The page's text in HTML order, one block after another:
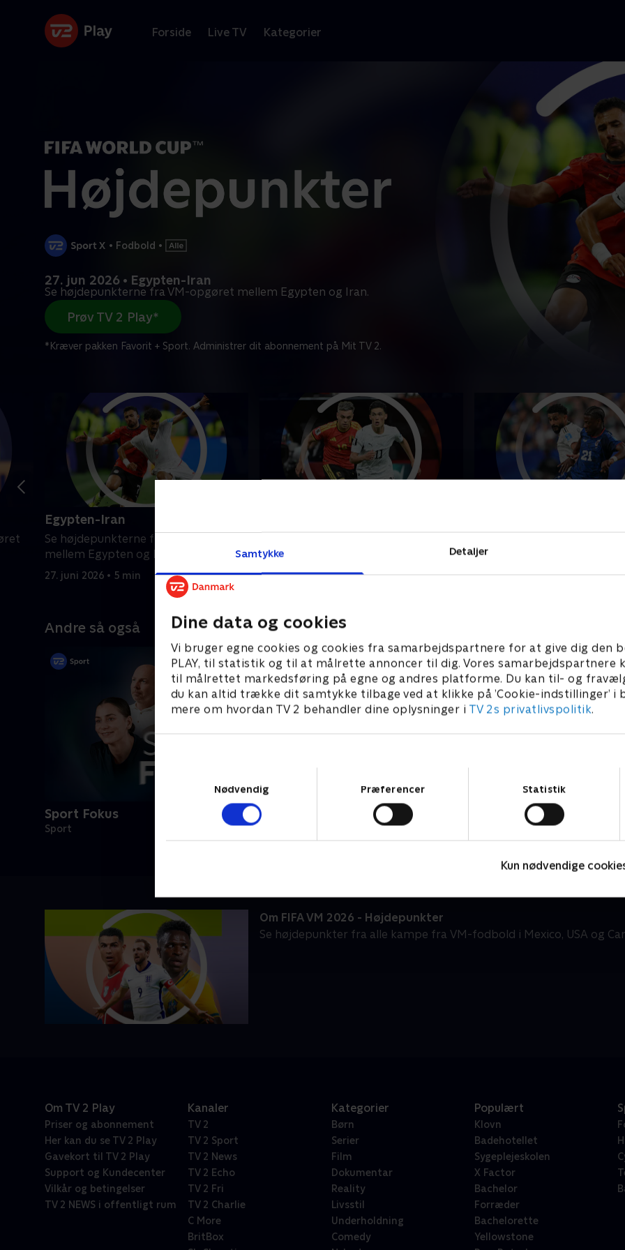
Samtykke Detaljer
Dine data og cookies
Vi bruger egne cookies og cookies fra samarbejdspartnere for at give dig den
PLAY, til statistik og til at målrette annoncer til dig. Vores samarbejdspartnere
til målrettet markedsføring på egne og andres platforme. Du kan til- og
du kan altid trække dit samtykke tilbage ved at klikke på ’Cookie-indstillinger’ i
mere om hvordan TV 2 behandler dine oplysninger i TV 2s privatlivspolitik.
Nødvendig
Præferencer Statistik
Kun nødvendige
Forside Live TV Kategorier
• Fodbold •
27. jun 2026 • Egypten-Iran
Se højdepunkterne fra VM-opgøret mellem Egypten og Iran.
Prøv TV 2 Play*
*Kræver pakken Favorit + Sport. Administrer dit abonnement på Mit TV 2.
Egypten-Iran
Se højdepunkterne fra VM-opgøret
mellem Egypten og Iran.
27. juni 2026 • 5 min
mellem New Zealand og Belgien.
27. juni 2026 • 5 min
mellem Kap Verde og Saudi
Andre så også
Sport Fokus
Sport
Højdepunkter
Om FIFA VM 2026 - Højdepunkter
Se højdepunkter fra alle kampe fra VM-fodbold i Mexico, USA og
Om TV 2 Play
Priser og abonnement
Her kan du se TV 2 Play
Gavekort til TV 2 Play
Support og Kundecenter
Vilkår og betingelser
TV 2 NEWS i offentligt rum
Kanaler
TV 2
TV 2 Sport
TV 2 News
TV 2 Echo
TV 2 Fri
TV 2 Charlie
C More
BritBox
Kategorier
Børn
Serier
Film
Dokumentar
Reality
Livsstil
Underholdning
Comedy
Populært
Klovn
Badehotellet
Sygeplejeskolen
X Factor
Bachelor
Forræder
Bachelorette
Yellowstone